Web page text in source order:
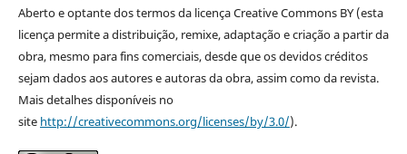
Aberto e optante dos termos da licença Creative Commons BY (esta
licença permite a distribuição, remixe, adaptação e criação a partir da
obra, mesmo para fins comerciais, desde que os devidos créditos
sejam dados aos autores e autoras da obra, assim como da revista.
Mais detalhes disponíveis no
site http://creativecommons.org/licenses/by/3.0/).